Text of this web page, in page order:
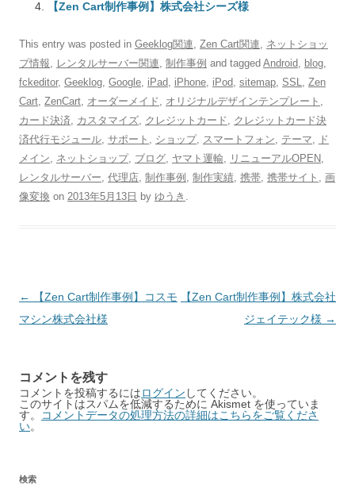
【Zen Cart制作事例】株式会社シーズ様
This entry was posted in Geeklog関連, Zen Cart関連, ネットショッ
プ情報, レンタルサーバー関連, 制作事例 and tagged Android, blog,
fckeditor, Geeklog, Google, iPad, iPhone, iPod, sitemap, SSL, Zen
Cart, ZenCart, オーダーメイド , オリジナルデザインテンプレート ,
カード決済, カスタマイズ, クレジットカード , クレジットカード決
済代行モジュール, サポート , ショップ, スマートフォン, テーマ, ド
メイン, ネットショップ, ブログ, ヤマト運輸, リニューアルOPEN,
レンタルサーバー, 代理店, 制作事例 , 制作実績, 携帯, 携帯サイト , 画
像変換 on 2013年5月13日 by ゆうき .
Post
navigation
←
【Zen Cart制作事例】コスモ
マシン株式会社様
【Zen Cart制作事例】株式会社
ジェイテック様 →
コメントを残す
コメントを投稿するにはログイン してください。
このサイトはスパムを低減するために Akismet を使っていま
す。
コメントデータの処理方法の詳細はこちらをご覧くださ
い。
検索